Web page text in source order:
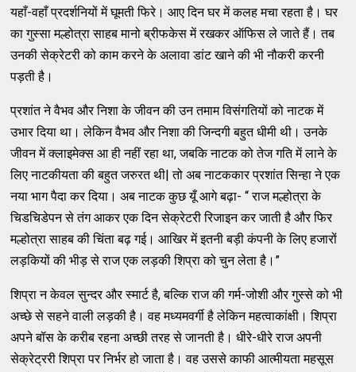
यहाँ-वहाँ प्रदर्शनियों में घूमती फिरे। आए दिन घर में कलह मचा रहता है। घर
का गुस्सा मल्होत्रा साहब मानो ब्रीफकेस में रखकर ऑफिस ले जाते हैं। तब
उनकी सेक्रेटरी को काम करने के अलावा डांट खाने की भी नौकरी करनी
पड़ती है।
प्रशांत ने वैभव और निशा के जीवन की उन तमाम विसंगतियों को नाटक में
उभार दिया था। लेकिन वैभव और निशा की जिन्दगी बहुत धीमी थी। उनके
जीवन में क्लाइमेक्स आ ही नहीं रहा था, जबकि नाटक को तेज गति में लाने के
लिए नाटकीयता की बहुत जरुरत थी| तो अब नाटककार प्रशांत सिन्हा ने एक
नया भाग पैदा कर दिया। अब नाटक कुछ यूँ आगे बढ़ा- “ राज मल्होत्रा के
चिडचिडेपन से तंग आकर एक दिन सेक्रेटरी रिजाइन कर जाती है और फिर
मल्होत्रा साहब की चिंता बढ़ गई। आखिर में इतनी बड़ी कंपनी के लिए हजारों
लड़कियों की भीड़ से राज एक लड़की शिप्रा को चुन लेता है।”
शिप्रा न केवल सुन्दर और स्मार्ट है, बल्कि राज की गर्म-जोशी और गुस्से को भी
अच्छे से सहने वाली लड़की है। वह मध्यमवर्गी है लेकिन महत्वाकांक्षी। शिप्रा
अपने बॉस के करीब रहना अच्छी तरह से जानती है। धीरे-धीरे राज अपनी
सेक्रेट्ररी शिप्रा पर निर्भर हो जाता है। वह उससे काफी आत्मीयता महसूस